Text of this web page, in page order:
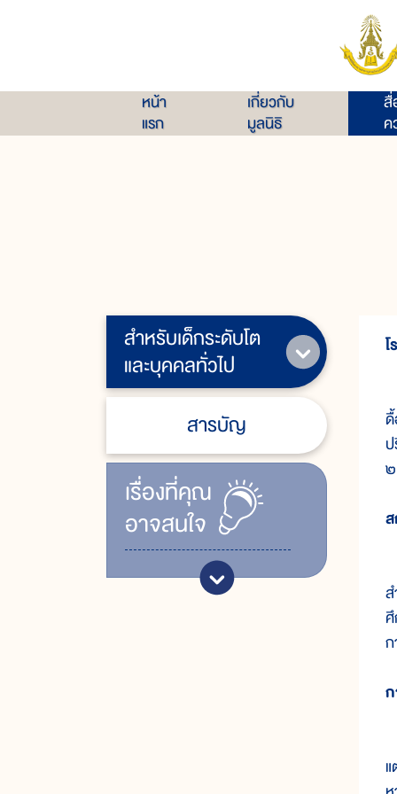
หน้า
แรก
เกี่ยวกับ
มูลนิธิ
สื่
ค
สำหรับเด็กระดับโต
และบุคคลทั่วไป
สารบัญ
เรื่ิองที่คุณ
อาจสนใจ